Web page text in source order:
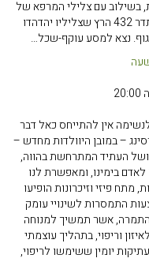
בשילוב עם צלילי המרפא של
נבל קלטי- כלי נגינה קסום ועתיק המכוון לפי תדר 432 הרץ שצליליו יהדהדו
נצא למסע עוקף-שכל…
ריברסינג עם מיכל ברז"ל כהן כל יום שני בשעה 20:00
אין להתייחס כאל דבר
– במובן היוולדות מחדש –
העתיד המתרחשת בהווה,
בימינו, ומאפשרת לנו
מתח פיזי וזיכרונות הופיעו
התמסרות לשינויי עומק
אשר תמשיך למנוחה
וריפוי, בתהליך עוצמתי
יומין ששימשו לריפוי,